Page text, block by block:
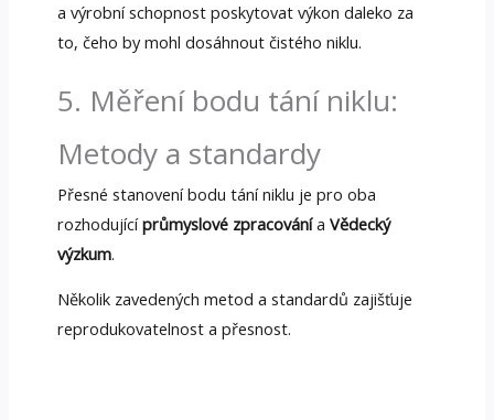
a výrobní schopnost poskytovat výkon daleko za
to, čeho by mohl dosáhnout čistého niklu.
5. Měření bodu tání niklu:
Metody a standardy
Přesné stanovení bodu tání niklu je pro oba
rozhodujícíprůmyslové zpracovánía Vědecký
výzkum.
Několik zavedených metod a standardů zajišťuje
reprodukovatelnost a přesnost.